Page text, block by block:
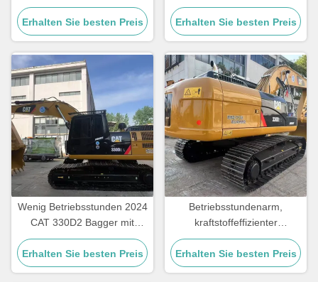
Erhalten Sie besten Preis
Bagger CAT320D2L
Baumaschinen
Erhalten Sie besten Preis
Wenig Betriebsstunden 2024
CAT 330D2 Bagger mit
CAT7.1ACERT Motor und
5,3 km/h
Nenngeschwindigkeit
Erhalten Sie besten Preis
Betriebsstundenarm,
kraftstoffeffizienter
CAT330D2 Bagger mit
robustem Unterwagen und
30 Tonnen Kapazität
Erhalten Sie besten Preis